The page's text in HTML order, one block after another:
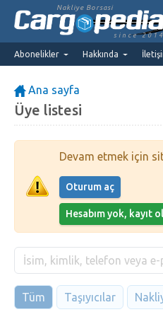
Nakliye Borsasi
since 2014
Abonelikler Hakkında
Ana sayfa
Üye listesi
Devam etmek için
Oturum aç
Hesabım yok, kayıt
Tüm Taşıyıcılar